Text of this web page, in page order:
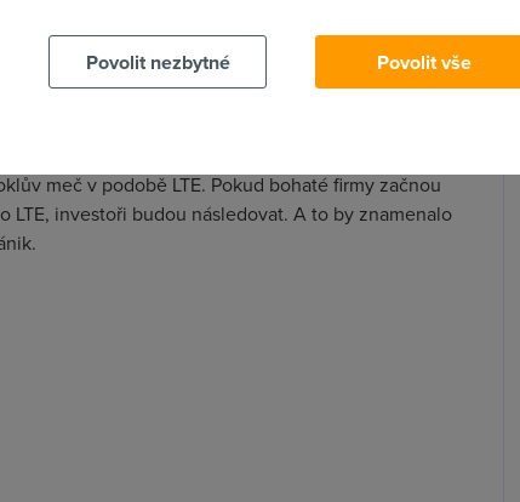
za výraznou část rozšíření můžeme poděkovat
si dělali a dělají domácí sítě.
Navíc nutnost podporovat přenos dat na mobilní
to, že je držíme v ruce, ale že s nimi budeme
složitější. Navíc WiFi nemělo pravou konkurenci, ale
meč v podobě LTE. Pokud bohaté firmy začnou
LTE, investoři budou následovat. A to by znamenalo
Povolit nezbytné
Povolit vše